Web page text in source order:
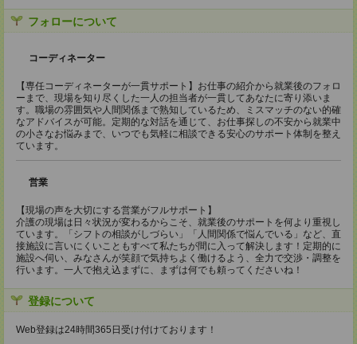
フォローについて
コーディネーター
【専任コーディネーターが一貫サポート】お仕事の紹介から就業後のフォロ
ーまで、現場を知り尽くした一人の担当者が一貫してあなたに寄り添いま
す。職場の雰囲気や人間関係まで熟知しているため、ミスマッチのない的確
なアドバイスが可能。定期的な対話を通じて、お仕事探しの不安から就業中
の小さなお悩みまで、いつでも気軽に相談できる安心のサポート体制を整え
ています。
営業
【現場の声を大切にする営業がフルサポート】
介護の現場は日々状況が変わるからこそ、就業後のサポートを何より重視し
ています。「シフトの相談がしづらい」「人間関係で悩んでいる」など、直
接施設に言いにくいこともすべて私たちが間に入って解決します！定期的に
施設へ伺い、みなさんが笑顔で気持ちよく働けるよう、全力で交渉・調整を
行います。一人で抱え込まずに、まずは何でも頼ってくださいね！
登録について
Web登録は24時間365日受け付けております！